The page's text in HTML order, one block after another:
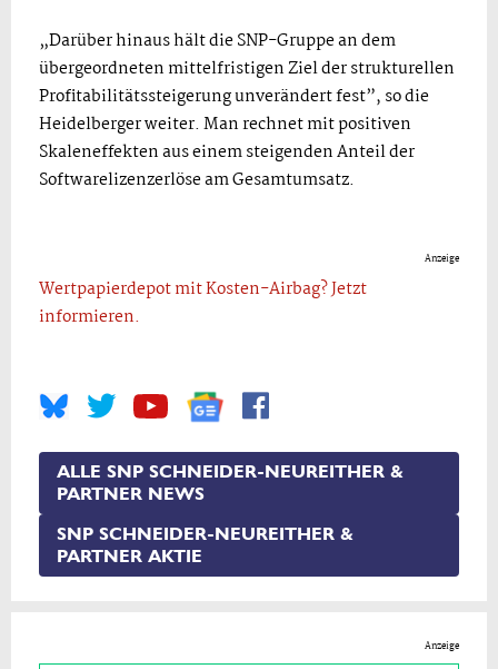
„Darüber hinaus hält die SNP-Gruppe an dem
übergeordneten mittelfristigen Ziel der strukturellen
Profitabilitätssteigerung unverändert fest”, so die
Heidelberger weiter. Man rechnet mit positiven
Skaleneffekten aus einem steigenden Anteil der
Softwarelizenzerlöse am Gesamtumsatz.
Anzeige
Wertpapierdepot mit Kosten-Airbag? Jetzt
informieren.
ALLE SNP SCHNEIDER-NEUREITHER &
PARTNER NEWS
SNP SCHNEIDER-NEUREITHER &
PARTNER AKTIE
Anzeige